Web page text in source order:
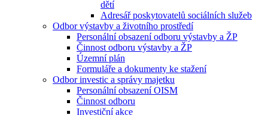
dětí
Adresář poskytovatelů sociálních služeb
Odbor výstavby a životního prostředí
Personální obsazení odboru výstavby a ŽP
Činnost odboru výstavby a ŽP
Územní plán
Formuláře a dokumenty ke stažení
Odbor investic a správy majetku
Personální obsazení OISM
Činnost odboru
Investiční akce